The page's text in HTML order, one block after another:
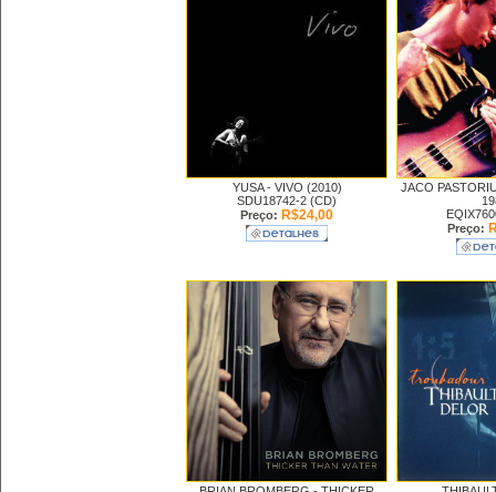
YUSA - VIVO (2010)
SDU18742-2 (CD)
Preço: R$24,00
JACO
Preço: